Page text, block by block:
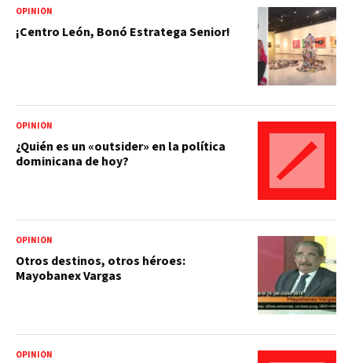
OPINIÓN
¡Centro León, Bonó Estratega Senior!
OPINIÓN
¿Quién es un «outsider» en la política
dominicana de hoy?
OPINIÓN
Otros destinos, otros héroes:
Mayobanex Vargas
OPINIÓN